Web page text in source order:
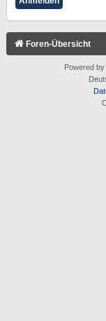
Foren-Übersicht
Powered by